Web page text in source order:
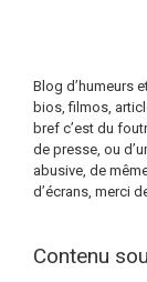
Blog d’humeurs
bios, filmos,
bref c’est du
de presse, ou
abusive, de
d’écrans, merci
Contenu